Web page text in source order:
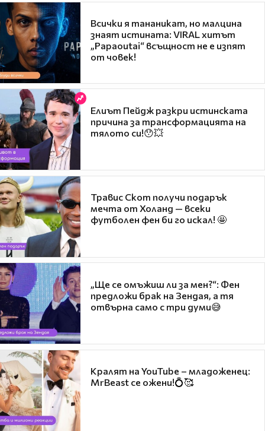
Всички я тананикат, но малцина
знаят истината: VIRAL хитът
„Papaoutai“ всъщност не е изпят
от човек!
Елиът Пейдж разкри истинската
причина за трансформацията на
тялото си!😯💥
Травис Скот получи подарък
мечта от Холанд — всеки
футболен фен би го искал! 🤩
„Ще се омъжиш ли за мен?“: Фен
предложи брак на Зендая, а тя
отвърна само с три думи😅
Кралят на YouTube – младоженец:
MrBeast се ожени!💍🥰